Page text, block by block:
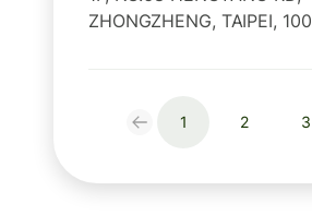
ZHONGZHENG, TAIPEI, 100
1 2 3